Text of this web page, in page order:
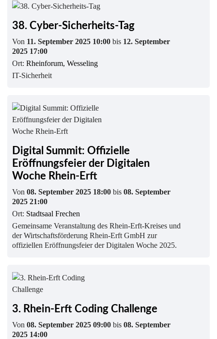
38. Cyber-Sicherheits-Tag
Von 11. September 2025 10:00 bis 12. September
2025 17:00
Ort: Rheinforum, Wesseling
IT-Sicherheit
Digital Summit: Offizielle
Eröffnungsfeier der Digitalen
Woche Rhein-Erft
Von 08. September 2025 18:00 bis 08. September
2025 21:00
Ort: Stadtsaal Frechen
Gemeinsame Veranstaltung des Rhein-Erft-Kreises und
der Wirtschaftsförderung Rhein-Erft GmbH zur
offiziellen Eröffnungsfeier der Digitalen Woche 2025.
3. Rhein-Erft Coding Challenge
Von 08. September 2025 09:00 bis 08. September
2025 14:00